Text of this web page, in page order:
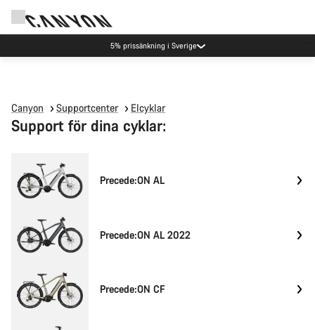
5% prissänkning i Sverige
Canyon Supportcenter Elcyklar
Support för dina cyklar:
Precede:ON AL
Precede:ON AL 2022
Precede:ON CF